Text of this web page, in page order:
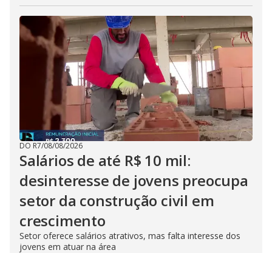
DO R7/08/08/2026
Salários de até R$ 10 mil:
desinteresse de jovens preocupa
setor da construção civil em
crescimento
Setor oferece salários atrativos, mas falta interesse dos
jovens em atuar na área